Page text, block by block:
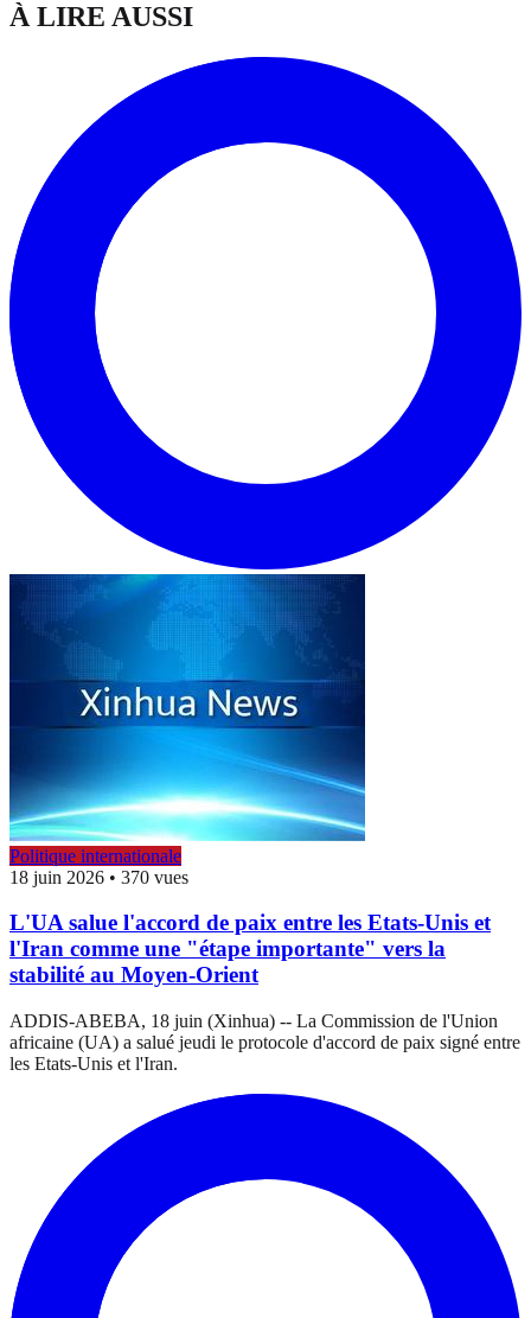
À LIRE AUSSI
Politique internationale
18 juin 2026 • 370 vues
L'UA salue l'accord de paix entre les Etats-Unis et
l'Iran comme une "étape importante" vers la
stabilité au Moyen-Orient
ADDIS-ABEBA, 18 juin (Xinhua) -- La Commission de l'Union
africaine (UA) a salué jeudi le protocole d'accord de paix signé entre
les Etats-Unis et l'Iran.